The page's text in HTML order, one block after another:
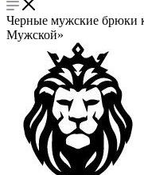
Черные мужские брюки
Мужской»